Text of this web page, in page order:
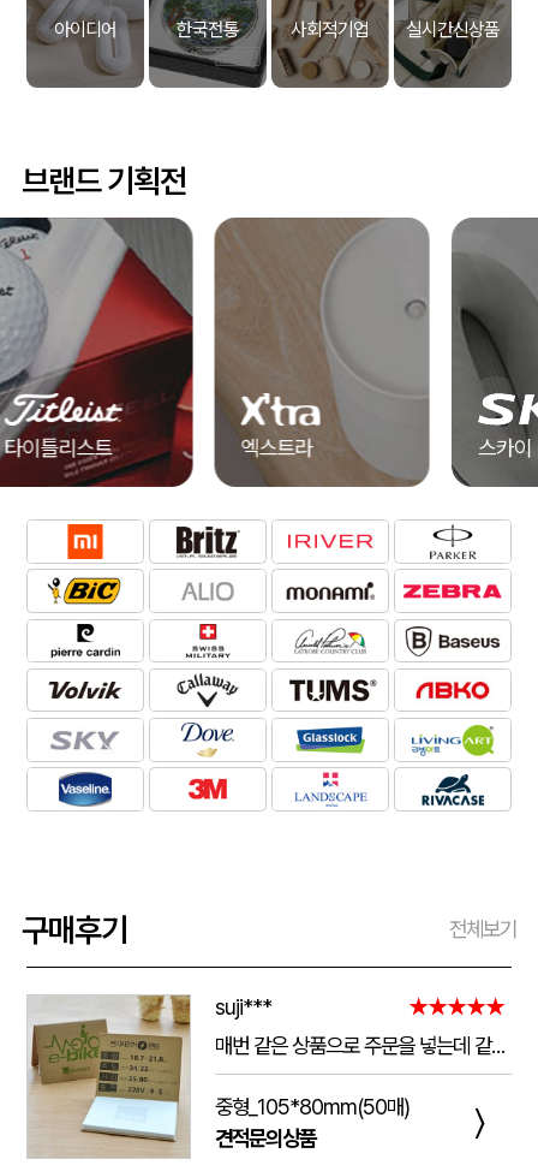
아이디어 한국전통 사회적기업 실시간신상품
브랜드 기획전
엑스트라 스카이
구매후기 전체보기
suji***
★★★★★
매번 같은 상품으로 주문을 넣는데 같은 품질로 받을 수 있어서 좋습니다. 배송 기간도 적당히 잘오는거 같아요. 앞으로도 계속 이용할꺼 같습니다. 지금과 같은 품질로 유지해주세요!!
중형_105*80mm(50매)
견적문의상품
〉